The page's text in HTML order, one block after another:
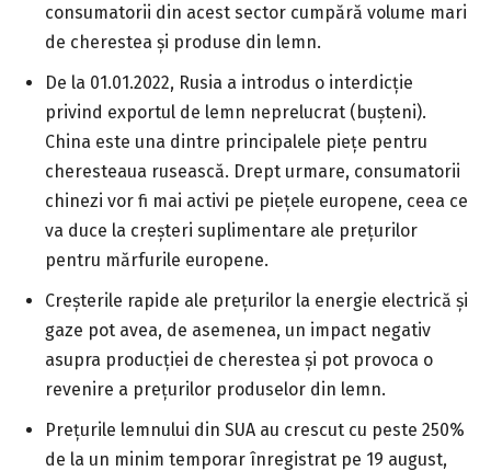
consumatorii din acest sector cumpără volume mari
de cherestea și produse din lemn.
De la 01.01.2022, Rusia a introdus o interdicție
privind exportul de lemn neprelucrat (bușteni).
China este una dintre principalele piețe pentru
cheresteaua rusească. Drept urmare, consumatorii
chinezi vor fi mai activi pe piețele europene, ceea ce
va duce la creșteri suplimentare ale prețurilor
pentru mărfurile europene.
Creșterile rapide ale prețurilor la energie electrică și
gaze pot avea, de asemenea, un impact negativ
asupra producției de cherestea și pot provoca o
revenire a prețurilor produselor din lemn.
Prețurile lemnului din SUA au crescut cu peste 250%
de la un minim temporar înregistrat pe 19 august,